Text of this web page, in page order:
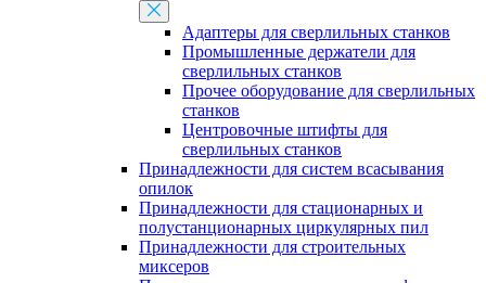
Адаптеры для сверлильных станков
Промышленные держатели для
сверлильных станков
Прочее оборудование для сверлильных
станков
Центровочные штифты для
сверлильных станков
Принадлежности для систем всасывания
опилок
Принадлежности для стационарных и
полустанционарных циркулярных пил
Принадлежности для строительных
миксеров